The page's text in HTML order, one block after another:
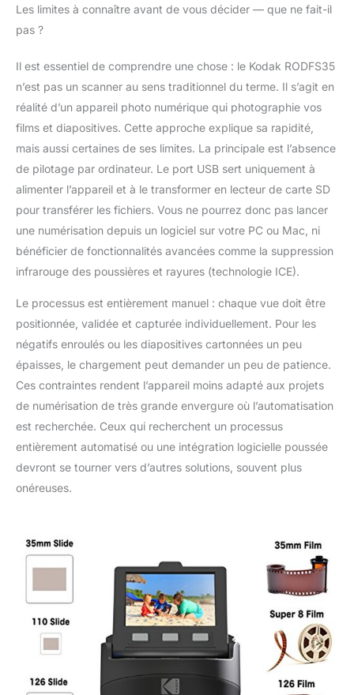
Les limites à connaître avant de vous décider — que ne fait-il
pas ?
Il est essentiel de comprendre une chose : le Kodak RODFS35
n’est pas un scanner au sens traditionnel du terme. Il s’agit en
réalité d’un appareil photo numérique qui photographie vos
films et diapositives. Cette approche explique sa rapidité,
mais aussi certaines de ses limites. La principale est l’absence
de pilotage par ordinateur. Le port USB sert uniquement à
alimenter l’appareil et à le transformer en lecteur de carte SD
pour transférer les fichiers. Vous ne pourrez donc pas lancer
une numérisation depuis un logiciel sur votre PC ou Mac, ni
bénéficier de fonctionnalités avancées comme la suppression
infrarouge des poussières et rayures (technologie ICE).
Le processus est entièrement manuel : chaque vue doit être
positionnée, validée et capturée individuellement. Pour les
négatifs enroulés ou les diapositives cartonnées un peu
épaisses, le chargement peut demander un peu de patience.
Ces contraintes rendent l’appareil moins adapté aux projets
de numérisation de très grande envergure où l’automatisation
est recherchée. Ceux qui recherchent un processus
entièrement automatisé ou une intégration logicielle poussée
devront se tourner vers d’autres solutions, souvent plus
onéreuses.